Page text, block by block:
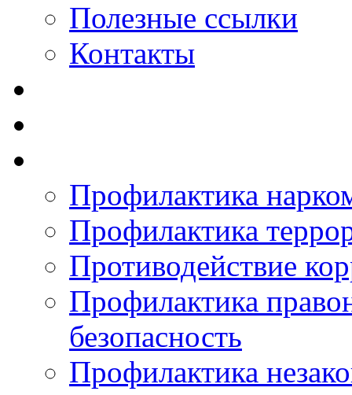
Полезные ссылки
Контакты
Профилактика
Профилактика
Противодействие
Профилактика
безопасность
Профилактика